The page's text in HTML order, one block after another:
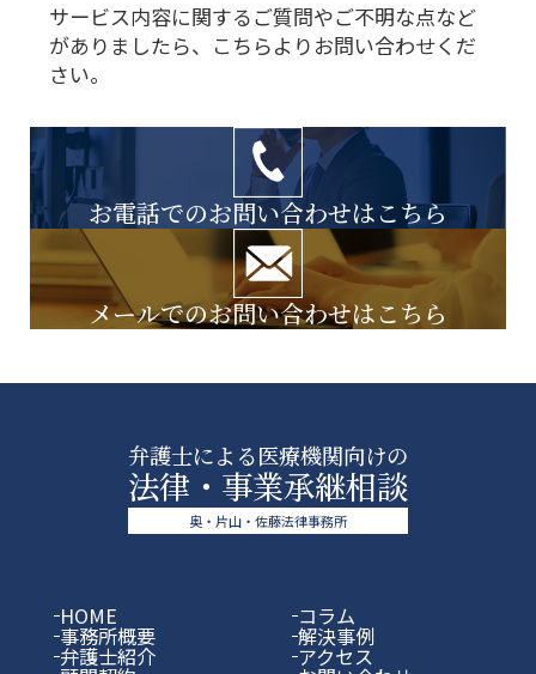
サービス内容に関するご質問やご不明な点など
がありましたら、こちらよりお問い合わせくだ
さい。
お電話でのお問い合わせはこちら
メールでのお問い合わせはこちら
弁護士による医療機関向けの
法律・事業承継相談
奥・片山・佐藤法律事務所
HOME
事務所概要
弁護士紹介
コラム
解決事例
アクセス